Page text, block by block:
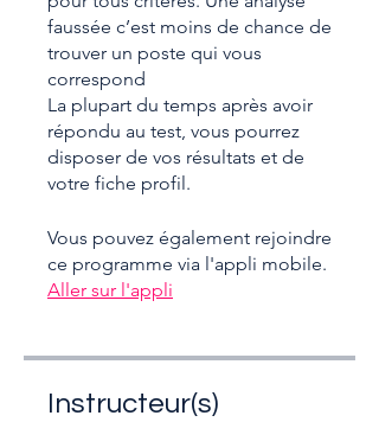
faussée c’est moins de chance de
trouver un poste qui vous
correspond
La plupart du temps après avoir
répondu au test, vous pourrez
disposer de vos résultats et de
votre fiche profil.
Vous pouvez également rejoindre
ce programme via l'appli mobile.
Aller sur l'appli
Instructeur(s)